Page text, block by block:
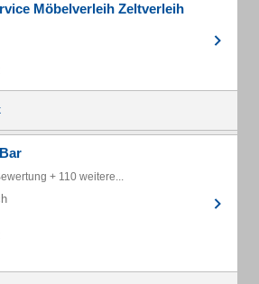
Möbelverleih Zeltverleih
+ 110 weitere...